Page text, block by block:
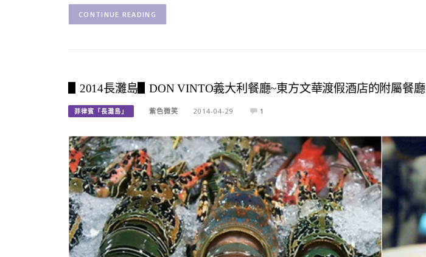
CONTINUE READING
▋2014長灘島▋DON VINTO義大利餐廳~東方文華渡假酒店的附屬餐廳
菲律賓「長灘島」 紫色微笑 2014-04-29 1